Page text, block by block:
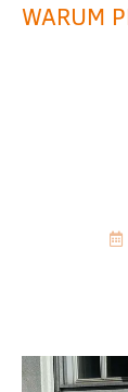
WARUM